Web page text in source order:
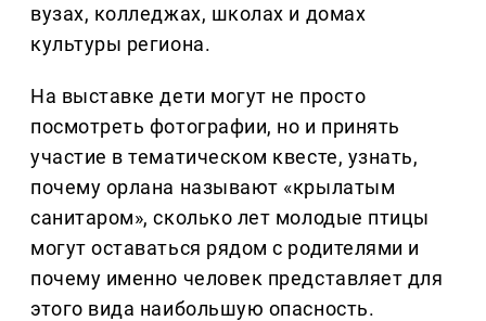
вузах, колледжах, школах и домах
культуры региона.
На выставке дети могут не просто
посмотреть фотографии, но и принять
участие в тематическом квесте, узнать,
почему орлана называют «крылатым
санитаром», сколько лет молодые птицы
могут оставаться рядом с родителями и
почему именно человек представляет для
этого вида наибольшую опасность.